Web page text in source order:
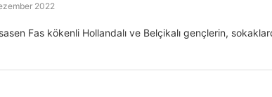
2022
Fas kökenli Hollandalı ve Belçikalı gençlerin,